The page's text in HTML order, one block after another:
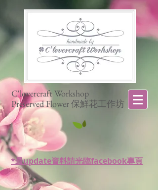
C'lovercraft Workshop
Preserved Flower 保鮮花工作坊
*最update資料請光臨facebook專頁